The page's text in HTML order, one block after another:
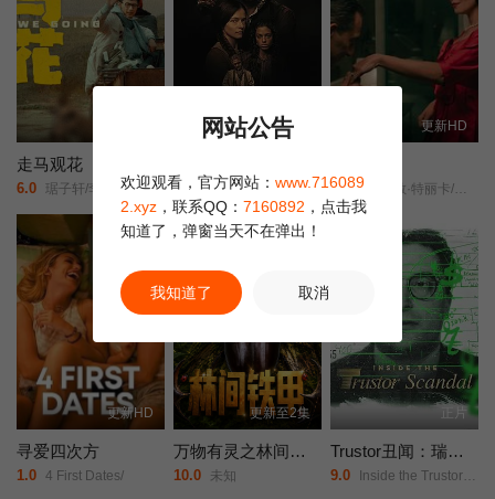
第08集 第09集
走马观花
6.0 琚子轩/李聪/张越宁/高深/
更新HD
3.0 麦肯吉·弗依/肖恩·宾/奥德娅·拉什/
更新HD
10.0 杰丝敏·特丽卡/菲利波·蒂米/
更新HD
寻爱四次方
1.0 4 First Dates/
剧集
更新至2集
万物有灵之林间铁甲
10.0 未知
正片
Trustor丑闻：瑞典金融案内幕
9.0 Inside the Trustor Scandal/Trustor/
网站公告
欢迎观看，官方网站： www.716089
2.xyz ，联系QQ： 7160892 ，点击我
知道了，弹窗当天不在弹出！
我知道了 取消